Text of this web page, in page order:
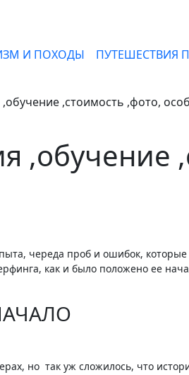
И ПОХОДЫ
ПУТЕШЕСТВИЯ
,стоимость ,фото,
,обучение
как и было положено ее
но так уж сложилось, что